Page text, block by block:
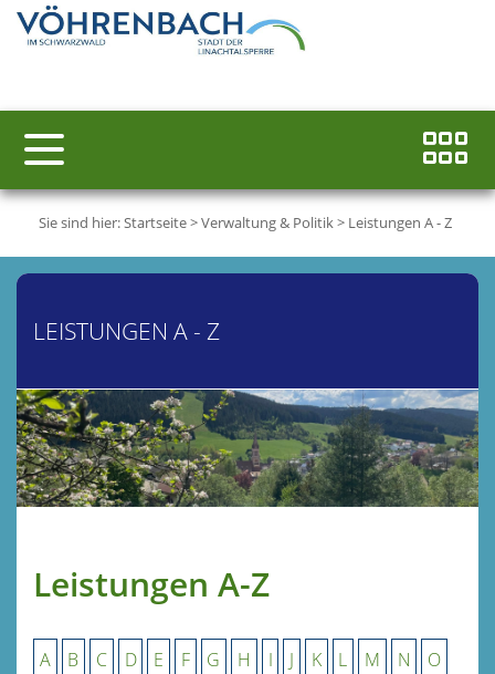
Sie sind hier:Startseite>Verwaltung & Politik> Leistungen A - Z
LEISTUNGEN A - Z
Leistungen A-Z
A B C D E F G H I J K L M N O